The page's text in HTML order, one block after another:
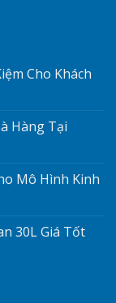
Cho Khách
Hàng Tại
Mô Hình Kinh
30L Giá Tốt